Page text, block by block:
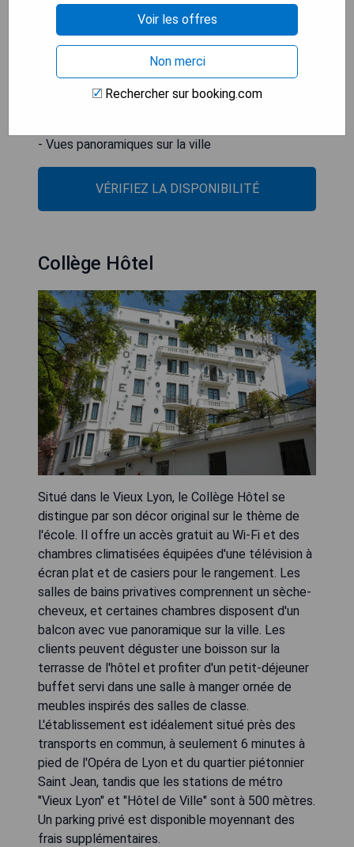
avec baignoire ou douche, et certaines offrent
une vue sur le Vieux Lyon.
- Situation centrale dans le Vieux Lyon
- Chambres élégantes et confortables
- Vues panoramiques sur la ville
VÉRIFIEZ LA DISPONIBILITÉ
Collège Hôtel
Situé dans le Vieux Lyon, le Collège Hôtel se
distingue par son décor original sur le thème de
l'école. Il offre un accès gratuit au Wi-Fi et des
chambres climatisées équipées d'une télévision à
écran plat et de casiers pour le rangement. Les
salles de bains privatives comprennent un sèche-
cheveux, et certaines chambres disposent d'un
balcon avec vue panoramique sur la ville. Les
clients peuvent déguster une boisson sur la
terrasse de l'hôtel et profiter d'un petit-déjeuner
buffet servi dans une salle à manger ornée de
meubles inspirés des salles de classe.
L'établissement est idéalement situé près des
transports en commun, à seulement 6 minutes à
pied de l'Opéra de Lyon et du quartier piétonnier
Saint Jean, tandis que les stations de métro
"Vieux Lyon" et "Hôtel de Ville" sont à 500 mètres.
Un parking privé est disponible moyennant des
frais supplémentaires.
Voir les offres
Non merci
Rechercher sur booking.com